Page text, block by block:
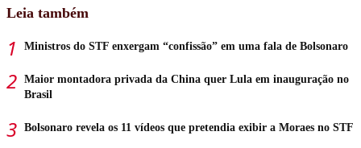
Leia também
Ministros do STF enxergam “confissão” em uma fala de Bolsonaro
Maior montadora privada da China quer Lula em inauguração no
Brasil
Bolsonaro revela os 11 vídeos que pretendia exibir a Moraes no STF